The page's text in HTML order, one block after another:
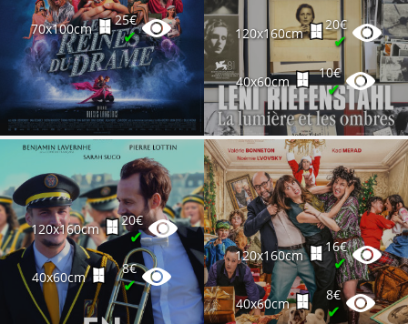
70x100cm
25€
✔ 120x160cm
20€
✔
40x60cm
10€
✔
120x160cm
20€
✔
40x60cm
8€
✔
120x160cm
16€
✔
40x60cm
8€
✔